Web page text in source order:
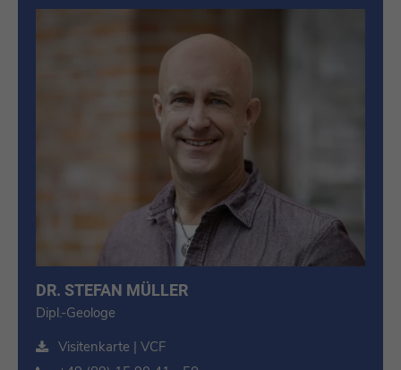
DR. STEFAN MÜLLER
Dipl.-Geologe
Visitenkarte | VCF